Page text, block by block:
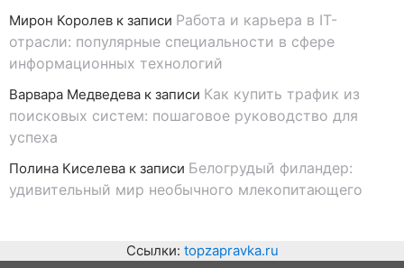
Мирон Королев к записи Работа и карьера в IT-
отрасли: популярные специальности в сфере
информационных технологий
Варвара Медведева к записи Как купить трафик из
поисковых систем: пошаговое руководство для
успеха
Полина Киселева к записи Белогрудый филандер:
удивительный мир необычного млекопитающего
Ссылки: topzapravka.ru